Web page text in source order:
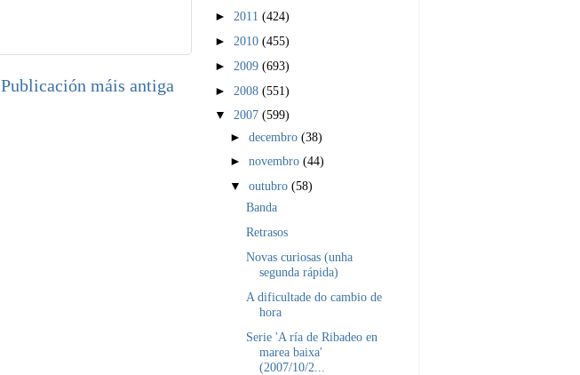
Publicación máis antiga
► 2011 (424)
► 2010 (455)
► 2009 (693)
► 2008 (551)
▼ 2007 (599)
►decembro(38)
►novembro(44)
▼outubro(58)
Banda
Retrasos
Novas curiosas (unha
segunda rápida)
A dificultade do cambio de
hora
Serie 'A ría de Ribadeo en
marea baixa'
(2007/10/2...